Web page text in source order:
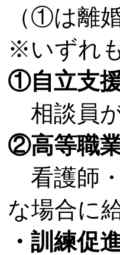
（①は離
※いずれ
①自立支
相談員
②高等職
看護師
な場合に
・訓練促